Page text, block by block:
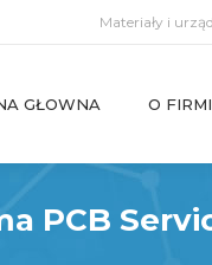
Materiały i
GŁOWNA O
PCB